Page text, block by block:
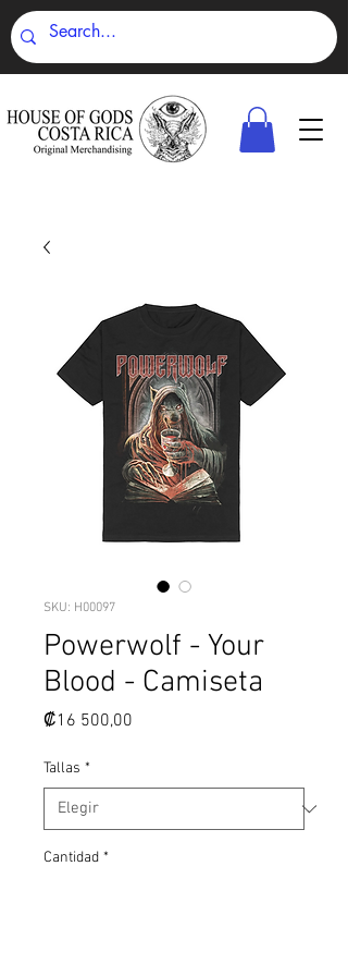
SKU: H00097
Powerwolf - Your
Blood - Camiseta
₡16 500,00
Tallas *
Cantidad *